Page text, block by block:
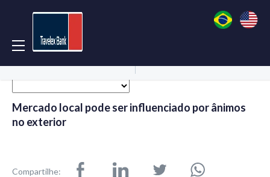
Mercado local pode ser influenciado por ânimos
no exterior
Compartilhe: